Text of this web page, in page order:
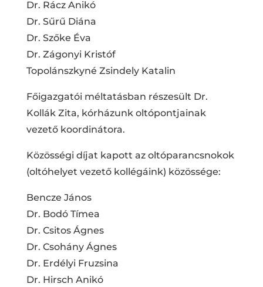
Dr. Rácz Anikó
Dr. Sűrű Diána
Dr. Szőke Éva
Dr. Zágonyi Kristóf
Topolánszkyné Zsindely Katalin
Főigazgatói méltatásban részesült Dr.
Kollák Zita, kórházunk oltópontjainak
vezető koordinátora.
Közösségi díjat kapott az oltóparancsnokok
(oltóhelyet vezető kollégáink) közössége:
Bencze János
Dr. Bodó Tímea
Dr. Csitos Ágnes
Dr. Csohány Ágnes
Dr. Erdélyi Fruzsina
Dr. Hirsch Anikó